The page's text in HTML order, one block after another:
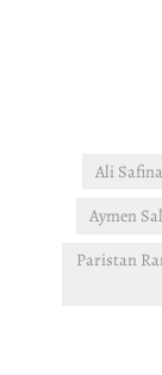
Ali Safina
Aymen
Paristan